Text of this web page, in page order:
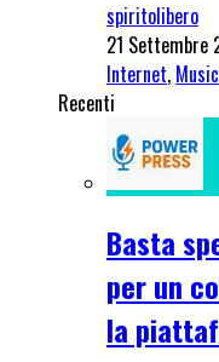
spiritolibero
21 Settembre
Internet,
Recenti
Basta
per un
la